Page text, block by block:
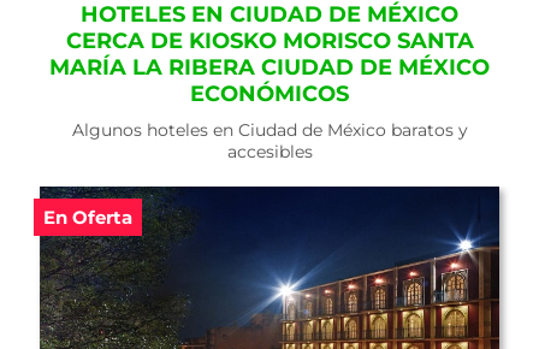
HOTELES EN CIUDAD DE MÉXICO
CERCA DE KIOSKO MORISCO SANTA
MARÍA LA RIBERA CIUDAD DE MÉXICO
ECONÓMICOS
Algunos hoteles en Ciudad de México baratos y
accesibles